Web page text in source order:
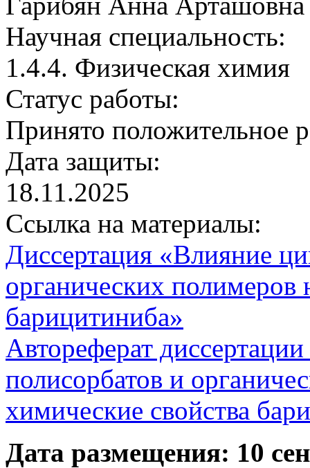
Научная специальность:
1.4.4. Физическая химия
Статус работы:
Принято положительное
Дата защиты:
18.11.2025
Ссылка на материалы:
Диссертация «Влияние
органических полимеров
барицитиниба»
Автореферат
полисорбатов и
химические свойства
Дата размещения: 10